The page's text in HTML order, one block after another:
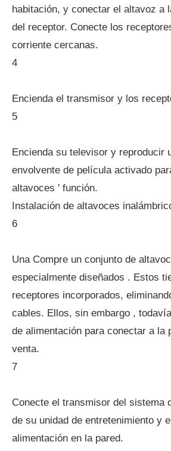
habitación, y conectar el altavoz a
del receptor. Conecte los
corriente cercanas.
4
Encienda el transmisor y los
5
Encienda su televisor y reproducir
envolvente de película activado
altavoces ' función.
Instalación de altavoces
6
Una Compre un conjunto de
especialmente diseñados . Estos
receptores incorporados,
cables. Ellos, sin embargo ,
de alimentación para conectar a la
venta.
7
Conecte el transmisor del sistema
de su unidad de entretenimiento y
alimentación en la pared.